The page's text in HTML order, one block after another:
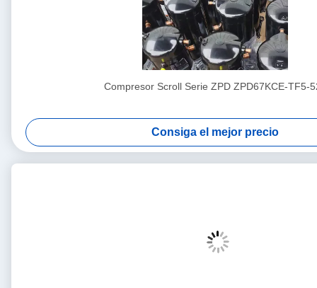
Compresor Scroll Serie ZPD ZPD67KCE-TF5-
Consiga el mejor precio